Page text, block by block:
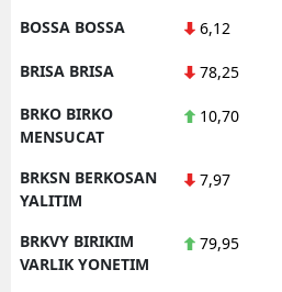
BOSSA BOSSA 6,12
BRISA BRISA 78,25
BRKO BIRKO
MENSUCAT
10,70
BRKSN BERKOSAN
YALITIM
7,97
BRKVY BIRIKIM
VARLIK YONETIM
79,95